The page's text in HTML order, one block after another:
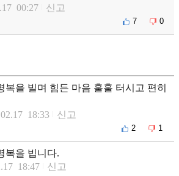
00:27 신고
7 0
복을 빌며 힘든 마음 훌훌 터시고 편히
18:33 신고
2 1
복을 빕니다.
18:47 신고